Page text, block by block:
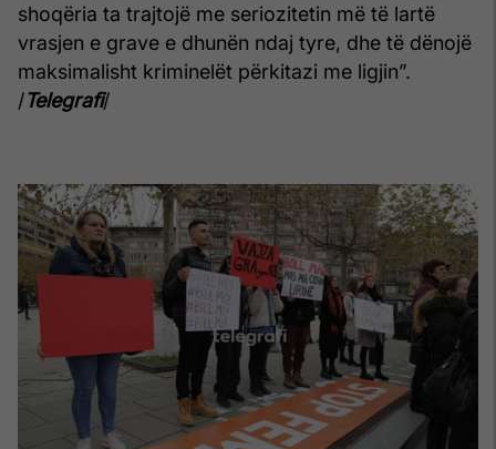
shoqëria ta trajtojë me seriozitetin më të lartë
vrasjen e grave e dhunën ndaj tyre, dhe të dënojë
maksimalisht kriminelët përkitazi me ligjin”.
/Telegrafi/